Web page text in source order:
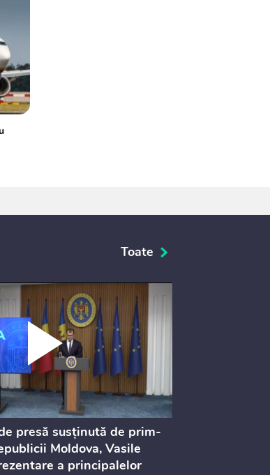
Toate
presă susținută de prim-
Moldova, Vasile
a principalelor